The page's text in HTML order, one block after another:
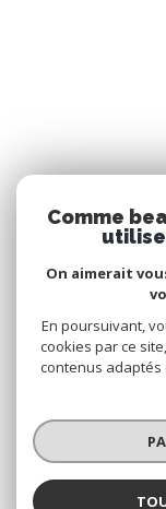
Nos
Comme
On aimerait
En poursuivant,
cookies par ce
contenus adaptés